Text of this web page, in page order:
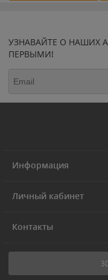
УЗНАВАЙТЕ О НАШИХ
ПЕРВЫМИ!
Информация
Личный кабинет
Контакты